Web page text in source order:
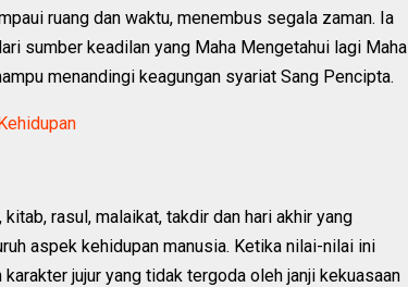
ruang dan waktu, menembus segala zaman. Ia
sumber keadilan yang Maha Mengetahui lagi Maha
menandingi keagungan syariat Sang Pencipta.
rasul, malaikat, takdir dan hari akhir yang
aspek kehidupan manusia. Ketika nilai-nilai ini
jujur yang tidak tergoda oleh janji kekuasaan